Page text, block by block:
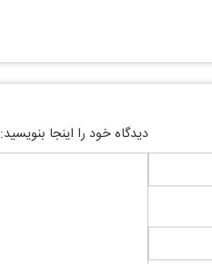
دیدگاه خود را اینجا بنویسید: